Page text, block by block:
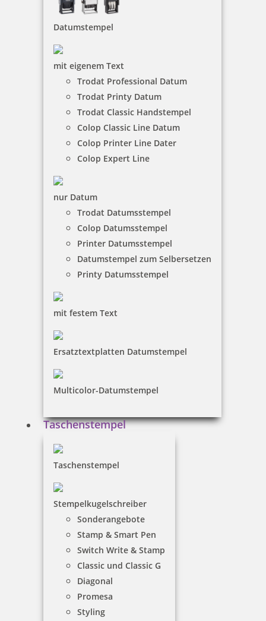
Datumstempel
mit eigenem Text
Trodat Professional Datum
Trodat Printy Datum
Trodat Classic Handstempel
Colop Classic Line Datum
Colop Printer Line Dater
Colop Expert Line
nur Datum
Trodat Datumsstempel
Colop Datumsstempel
Printer Datumsstempel
Datumstempel zum Selbersetzen
Printy Datumsstempel
mit festem Text
Ersatztextplatten Datumstempel
Multicolor-Datumstempel
Taschenstempel
Taschenstempel
Stempelkugelschreiber
Sonderangebote
Stamp & Smart Pen
Switch Write & Stamp
Classic und Classic G
Diagonal
Promesa
Styling
78 Artikel in der Kategorie
Ersatztextplatte für Trodat Professional 5470 / 5474
Datumstempel
ab 6,57 €
Jetzt gestalten
Trodat Professional 5430 Mehrfarbiger Stempel
Jetzt gestalten
Trodat Professional 5440 Mehrfarbiger Stempel
95,00 €